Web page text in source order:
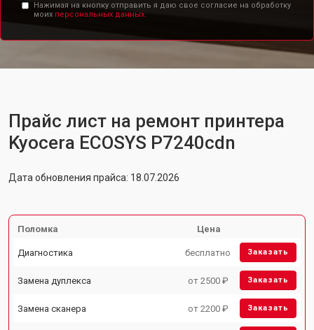
Нажимая на кнопку отправить я даю свое согласие на обработку
моих персональных данных.
Прайс лист на ремонт принтера
Kyocera ECOSYS P7240cdn
Дата обновления прайса: 18.07.2026
Поломка Цена
Диагностика бесплатно Заказать
Замена дуплекса от 2500 ₽ Заказать
Замена сканера от 2200 ₽ Заказать